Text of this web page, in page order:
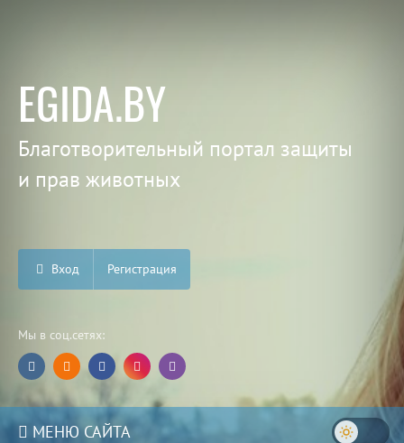
EGIDA.BY
Благотворительный портал защиты
и прав животных
Вход Регистрация
Мы в соц.сетях:
МЕНЮ САЙТА